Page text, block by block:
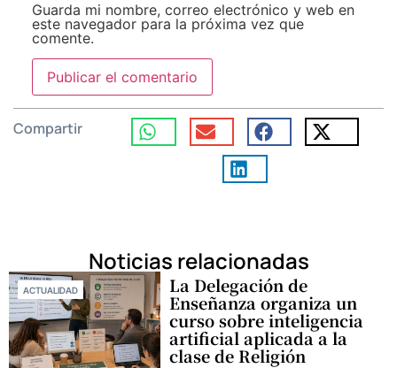
Guarda mi nombre, correo electrónico y web en
este navegador para la próxima vez que
comente.
Compartir
Noticias relacionadas
ACTUALIDAD La Delegación de
Enseñanza organiza un
curso sobre inteligencia
artificial aplicada a la
clase de Religión